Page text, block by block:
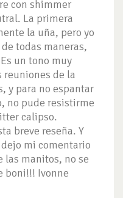
con shimmer
La primera
la uña, pero yo
todas maneras,
un tono muy
reuniones de la
y para no espantar
no pude resistirme
calipso.
breve reseña. Y
mi comentario
las manitos, no se
boni!!! Ivonne